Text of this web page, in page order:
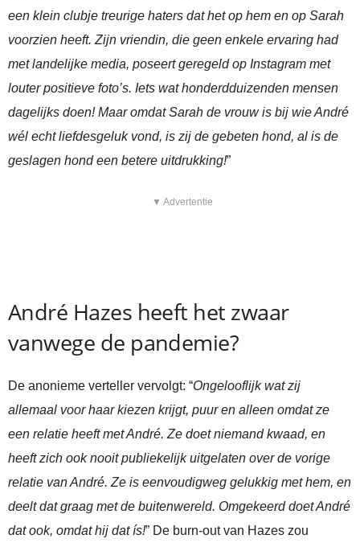
een klein clubje treurige haters dat het op hem en op Sarah
voorzien heeft. Zijn vriendin, die geen enkele ervaring had
met landelijke media, poseert geregeld op Instagram met
louter positieve foto’s. Iets wat honderdduizenden mensen
dagelijks doen! Maar omdat Sarah de vrouw is bij wie André
wél echt liefdesgeluk vond, is zij de gebeten hond, al is de
geslagen hond een betere uitdrukking!”
▼ Advertentie
André Hazes heeft het zwaar
vanwege de pandemie?
De anonieme verteller vervolgt: “Ongelooflijk wat zij
allemaal voor haar kiezen krijgt, puur en alleen omdat ze
een relatie heeft met André. Ze doet niemand kwaad, en
heeft zich ook nooit publiekelijk uitgelaten over de vorige
relatie van André. Ze is eenvoudigweg gelukkig met hem, en
deelt dat graag met de buitenwereld. Omgekeerd doet André
dat ook, omdat hij dat ís!” De burn-out van Hazes zou